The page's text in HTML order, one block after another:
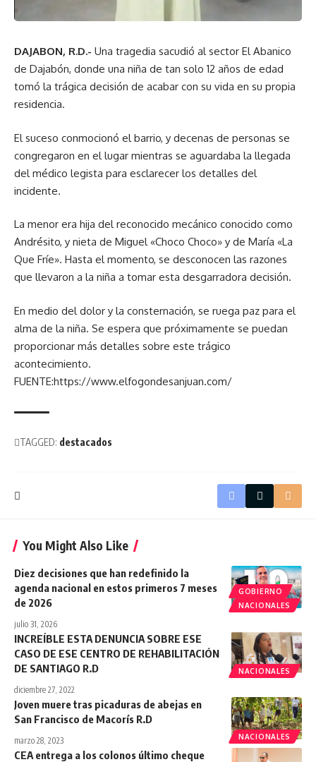
DAJABON, R.D.- Una tragedia sacudió al sector El Abanico
de Dajabón, donde una niña de tan solo 12 años de edad
tomó la trágica decisión de acabar con su vida en su propia
residencia.
El suceso conmocionó el barrio, y decenas de personas se
congregaron en el lugar mientras se aguardaba la llegada
del médico legista para esclarecer los detalles del
incidente.
La menor era hija del reconocido mecánico conocido como
Andrésito, y nieta de Miguel «Choco Choco» y de María «La
Que Fríe». Hasta el momento, se desconocen las razones
que llevaron a la niña a tomar esta desgarradora decisión.
En medio del dolor y la consternación, se ruega paz para el
alma de la niña. Se espera que próximamente se puedan
proporcionar más detalles sobre este trágico
acontecimiento.
FUENTE:https://www.elfogondesanjuan.com/
TAGGED: destacados
You Might Also Like
GOBIERNO
NACIONALES
Diez decisiones que han redefinido la
agenda nacional en estos primeros 7 meses
de 2026
julio 31, 2026
NACIONALES
INCREÍBLE ESTA DENUNCIA SOBRE ESE
CASO DE ESE CENTRO DE REHABILITACIÓN
DE SANTIAGO R.D
diciembre 27, 2022
NACIONALES
Joven muere tras picaduras de abejas en
San Francisco de Macorís R.D
marzo 28, 2023
CEA entrega a los colonos último cheque